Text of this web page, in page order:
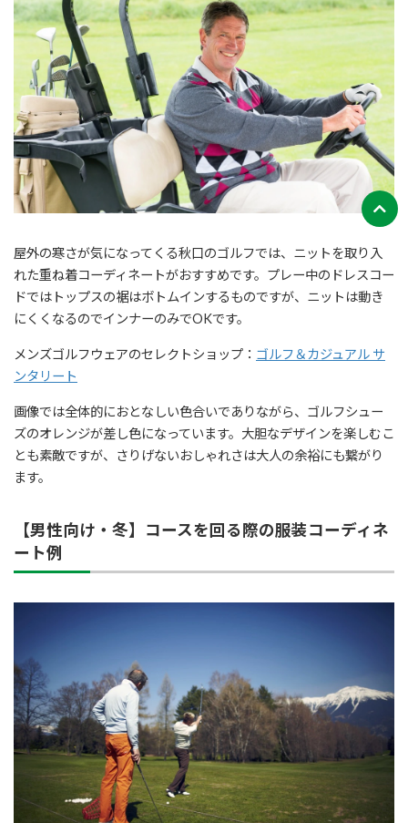
屋外の寒さが気になってくる秋口のゴルフでは、ニットを取り入
れた重ね着コーディネートがおすすめです。プレー中のドレスコー
ドではトップスの裾はボトムインするものですが、ニットは動き
にくくなるのでインナーのみでOKです。
メンズゴルフウェアのセレクトショップ： ゴルフ＆カジュアル サ
ンタリート
画像では全体的におとなしい色合いでありながら、ゴルフシュー
ズのオレンジが差し色になっています。大胆なデザインを楽しむこ
とも素敵ですが、さりげないおしゃれさは大人の余裕にも繋がり
ます。
【男性向け・冬】コースを回る際の服装コーディネ
ート例